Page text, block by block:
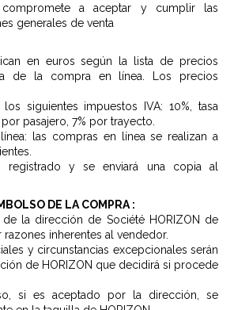
a aceptar y cumplir las
generales de venta
en euros según la lista de precios
de la compra en línea. Los precios
los siguientes impuestos IVA: 10%, tasa
pasajero, 7% por trayecto.
las compras en línea se realizan a
registrado y se enviará una copia al
DE LA COMPRA :
la dirección de Société HORIZON de
razones inherentes al vendedor.
y circunstancias excepcionales serán
de HORIZON que decidirá si procede
si es aceptado por la dirección, se